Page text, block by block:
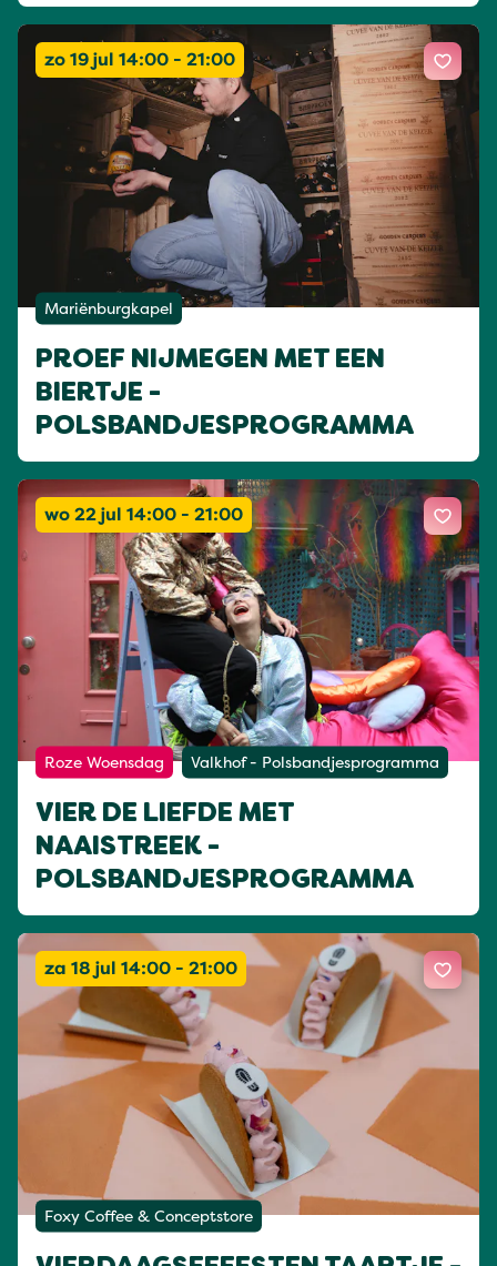
zo 19 jul 14:00 - 21:00
Mariënburgkapel
PROEF NIJMEGEN MET EEN
BIERTJE -
POLSBANDJESPROGRAMMA
wo 22 jul 14:00 - 21:00
Roze Woensdag Valkhof - Polsbandjesprogramma
VIER DE LIEFDE MET
NAAISTREEK -
POLSBANDJESPROGRAMMA
za 18 jul 14:00 - 21:00
Foxy Coffee & Conceptstore